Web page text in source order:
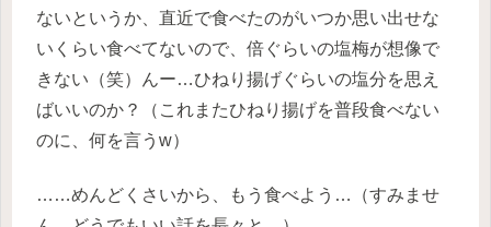
ないというか、直近で食べたのがいつか思い出せな
いくらい食べてないので、倍ぐらいの塩梅が想像で
きない（笑）んー…ひねり揚げぐらいの塩分を思え
ばいいのか？（これまたひねり揚げを普段食べない
のに、何を言うw）
……めんどくさいから、もう食べよう…（すみませ